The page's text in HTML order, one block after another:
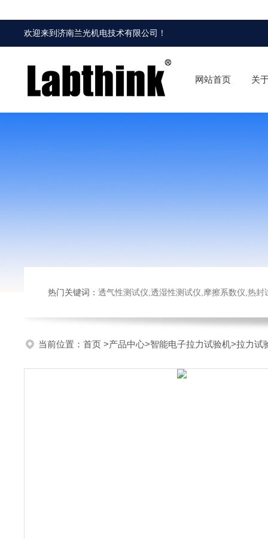
欢迎来到济南兰光机电技术有限公司 ！
网站首页 关
热门关键词： 透气性测试仪,透湿性测试仪,摩擦系数仪,热封试验仪,
当前位置： 首页 >产品中心>智能电子拉力试验机>拉力试